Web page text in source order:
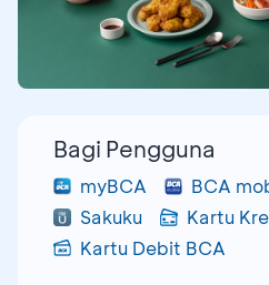
Bagi Pengguna
myBCA BCA
Sakuku
Kartu
Kartu Debit BCA